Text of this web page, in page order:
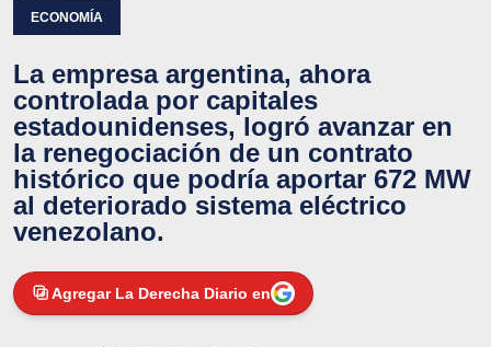
ECONOMÍA
La empresa argentina, ahora
controlada por capitales
estadounidenses, logró avanzar en
la renegociación de un contrato
histórico que podría aportar 672 MW
al deteriorado sistema eléctrico
venezolano.
Agregar La Derecha Diario en